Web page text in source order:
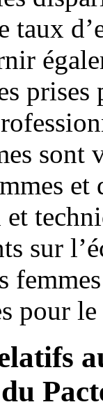
taux
sont
sur
pour